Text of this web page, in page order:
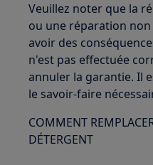
Veuillez noter que la
ou une réparation
avoir des
n'est pas effectuée
annuler la garantie. Il
le savoir-faire
COMMENT
DÉTERGENT